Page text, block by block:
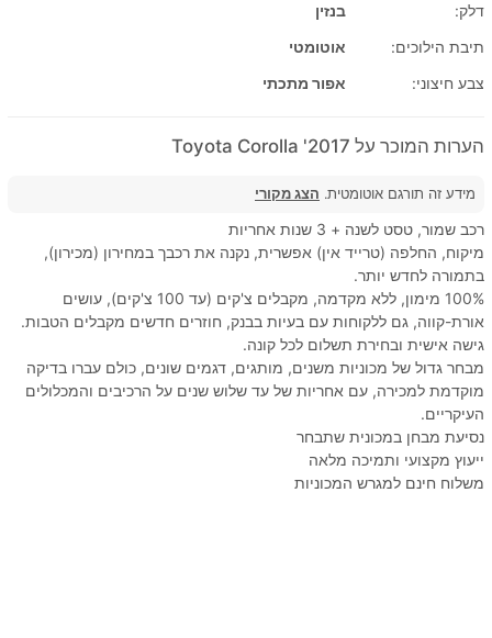
דלק:
בנזין
תיבת הילוכים:
אוטומטי
צבע חיצוני:
אפור מתכתי
הערות המוכר על 2017' Toyota Corolla
מידע זה תורגם אוטומטית. הצג מקורי
רכב שמור, טסט לשנה + 3 שנות אחריות
מיקוח, החלפה (טרייד אין) אפשרית, נקנה את רכבך במחירון (מכירון),
בתמורה לחדש יותר.
100% מימון, ללא מקדמה, מקבלים צ'קים (עד 100 צ'קים), עושים
אורת-קווה, גם ללקוחות עם בעיות בבנק, חוזרים חדשים מקבלים הטבות.
גישה אישית ובחירת תשלום לכל קונה.
מבחר גדול של מכוניות משנים, מותגים, דגמים שונים, כולם עברו בדיקה
מוקדמת למכירה, עם אחריות של עד שלוש שנים על הרכיבים והמכלולים
העיקריים.
נסיעת מבחן במכונית שתבחר
ייעוץ מקצועי ותמיכה מלאה
משלוח חינם למגרש המכוניות